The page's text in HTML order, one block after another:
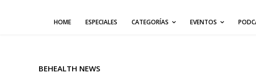
HOME ESPECIALES CATEGORÍAS EVENTOS
BEHEALTH NEWS